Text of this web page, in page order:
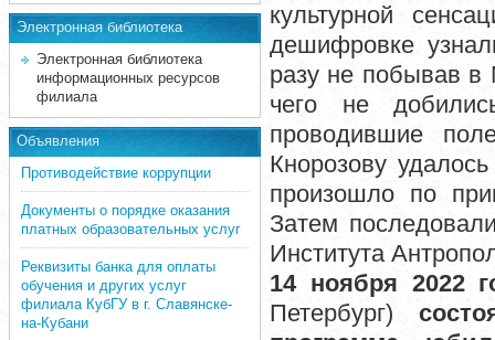
Электронная библиотека
Электронная библиотека
информационных ресурсов
филиала
Объявления
Противодействие коррупции
Документы о порядке оказания
платных образовательных услуг
Реквизиты банка для оплаты
обучения и других услуг
филиала КубГУ в г. Славянске-
на-Кубани
культурной
дешифровке
разу не побывав в
чего не
проводившие
Кнорозову
произошло по
Затем
Института
14 ноября 2022
Петербург)